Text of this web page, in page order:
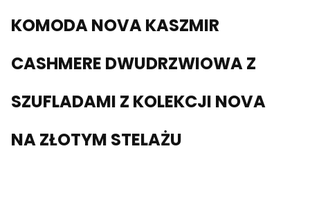
KOMODA NOVA KASZMIR
CASHMERE DWUDRZWIOWA Z
SZUFLADAMI Z KOLEKCJI NOVA
NA ZŁOTYM STELAŻU